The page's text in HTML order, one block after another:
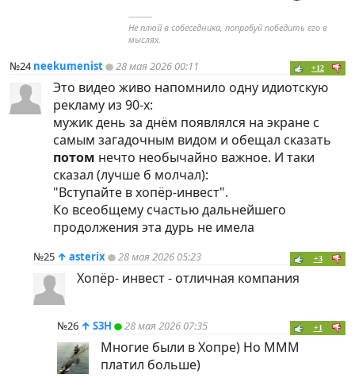
----------
Не плюй в собеседника, попробуй победить его в
мыслях.
№24neekumenist 28 мая 2026 00:11 +12
Это видео живо напомнило одну идиотскую
рекламу из 90-х:
мужик день за днём появлялся на экране с
самым загадочным видом и обещал сказать
потом нечто необычайно важное. И таки
сказал (лучше б молчал):
"Вступайте в хопёр-инвест".
Ко всеобщему счастью дальнейшего
продолжения эта дурь не имела
№25 ↑ asterix 28 мая 2026 05:23 +3
Хопёр- инвест - отличная компания
№26 ↑ S3H 28 мая 2026 07:35 +1
Многие были в Хопре) Но МММ
платил больше)